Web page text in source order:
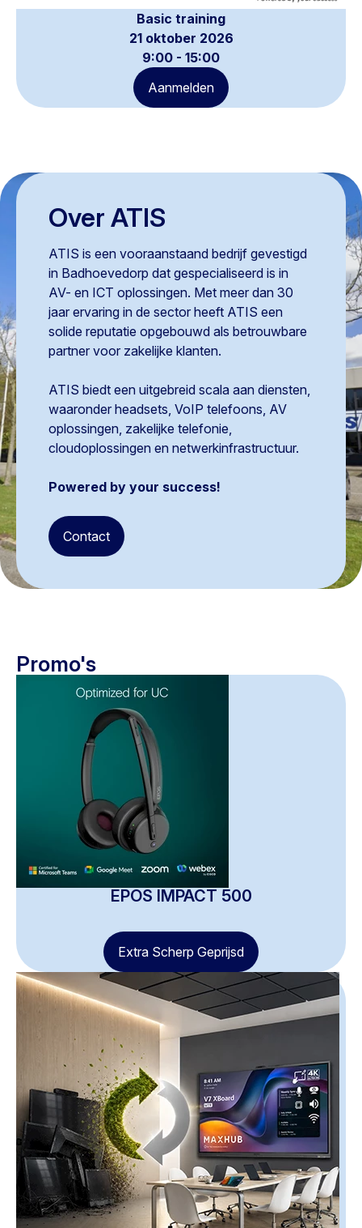
Basic training
21 oktober 2026
9:00 - 15:00
Aanmelden
Over ATIS
ATIS is een vooraanstaand bedrijf gevestigd
in Badhoevedorp dat gespecialiseerd is in
AV- en ICT oplossingen. Met meer dan 30
jaar ervaring in de sector heeft ATIS een
solide reputatie opgebouwd als betrouwbare
partner voor zakelijke klanten.
ATIS biedt een uitgebreid scala aan diensten,
waaronder headsets, VoIP telefoons, AV
oplossingen, zakelijke telefonie,
cloudoplossingen en netwerkinfrastructuur.
Powered by your success!
Contact
Promo's
EPOS IMPACT 500
Extra Scherp Geprijsd